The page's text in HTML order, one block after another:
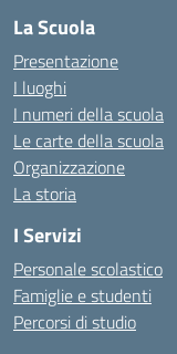
La Scuola
Presentazione
I luoghi
I numeri della scuola
Le carte della scuola
Organizzazione
La storia
I Servizi
Personale scolastico
Famiglie e studenti
Percorsi di studio